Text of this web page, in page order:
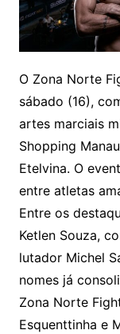
O Zona Norte
sábado (16),
artes marciais
Shopping
Etelvina. O
entre atletas
Entre os
Ketlen Souza,
lutador Michel
nomes já
Zona Norte
Esquenttinha e